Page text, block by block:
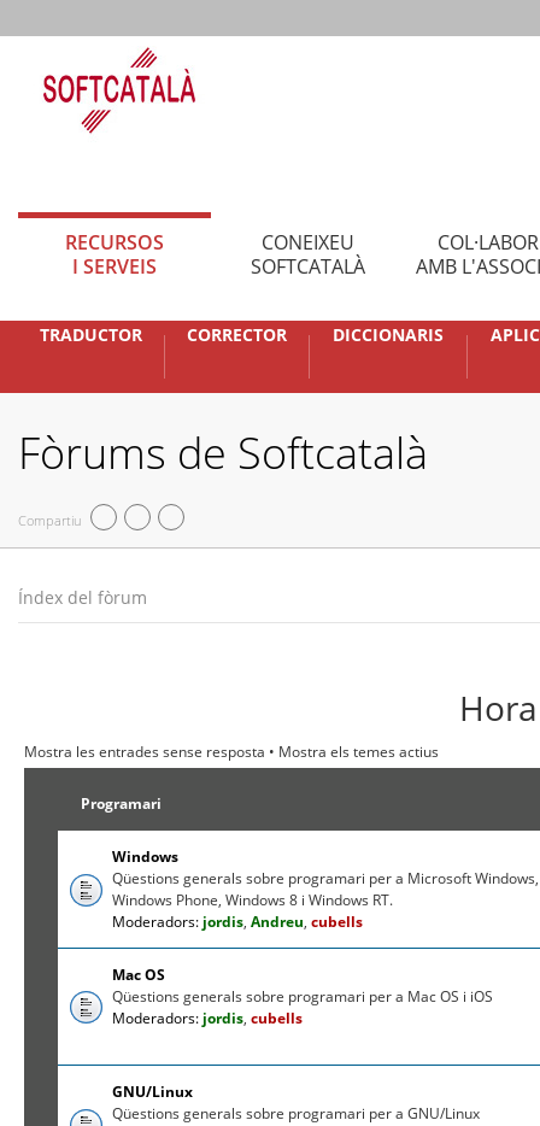
RECURSOS
I SERVEIS
CONEIXEU
SOFTCATALÀ
AMB
TRADUCTOR CORRECTOR DICCIONARIS
Fòrums de Softcatalà
Compartiu
Índex del fòrum
Mostra les entrades sense resposta • Mostra els temes actius
Programari
Windows
Qüestions generals sobre programari per a Microsoft Windows,
Windows Phone, Windows 8 i Windows RT.
Moderadors: jordis,Andreu,cubells
Mac OS
Qüestions generals sobre programari per a Mac OS i iOS
Moderadors: jordis,cubells
GNU/Linux
Qüestions generals sobre programari per a GNU/Linux